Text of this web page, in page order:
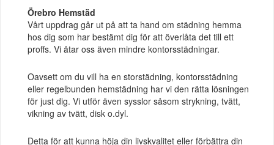
Örebro Hemstäd
Vårt uppdrag går ut på att ta hand om städning hemma
hos dig som har bestämt dig för att överlåta det till ett
proffs. Vi åtar oss även mindre kontorsstädningar.
Oavsett om du vill ha en storstädning, kontorsstädning
eller regelbunden hemstädning har vi den rätta lösningen
för just dig. Vi utför även sysslor såsom strykning, tvätt,
vikning av tvätt, disk o.dyl.
Detta för att kunna höja din livskvalitet eller förbättra din